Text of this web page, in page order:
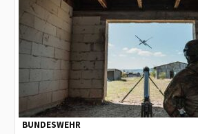
BUNDESWEHR